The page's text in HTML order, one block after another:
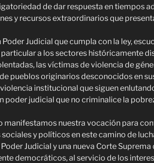
de dar respuesta en tiempos
y recursos extraordinarios que
Judicial que cumpla con la ley,
a los sectores históricamente
las víctimas de violencia de
pueblos originarios desconocidos en
institucional que siguen
poder judicial que no criminalice la
manifestamos nuestra vocación para
y políticos en este camino de
Judicial y una nueva Corte Suprema
democráticos, al servicio de los